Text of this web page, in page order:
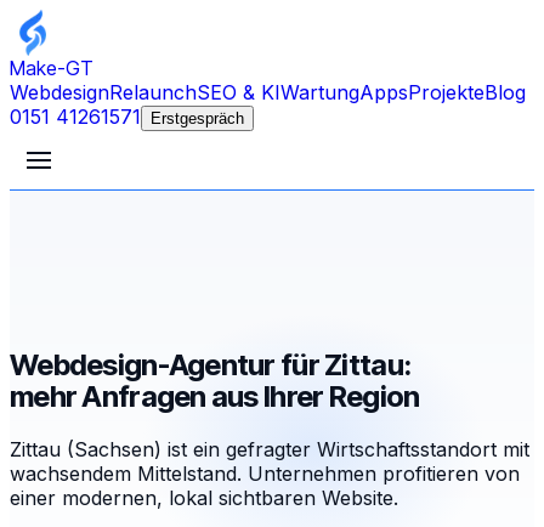
Make-GT
WebdesignRelaunchSEO & KIWartungAppsProjekteBlog
0151 41261571
Erstgespräch
Webdesign-Agentur für Zittau:
mehr Anfragen aus Ihrer Region
Zittau (Sachsen) ist ein gefragter Wirtschaftsstandort mit
wachsendem Mittelstand. Unternehmen profitieren von
einer modernen, lokal sichtbaren Website.